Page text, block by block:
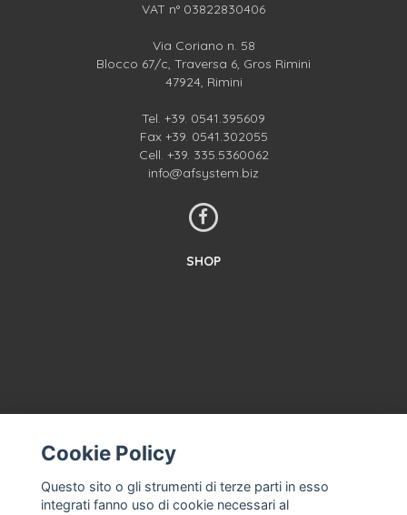
VAT n° 03822830406
Via Coriano n. 58
Blocco 67/c, Traversa 6, Gros Rimini
47924, Rimini
Tel. +39. 0541.395609
Fax +39. 0541.302055
Cell. +39. 335.5360062
info@afsystem.biz
SHOP
CONTACT US
TERMS AND CONDITIONS
ABOUT US
Cookie Policy
Questo sito o gli strumenti di terze parti in esso
integrati fanno uso di cookie necessari al